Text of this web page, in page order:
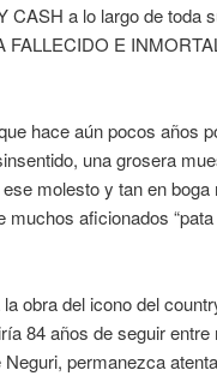
a lo largo de toda
E
hace aún pocos años
una grosera
molesto y tan en
aficionados
obra del icono del
84 años de seguir entre
permanezca